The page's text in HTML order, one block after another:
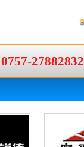
0757-27882832